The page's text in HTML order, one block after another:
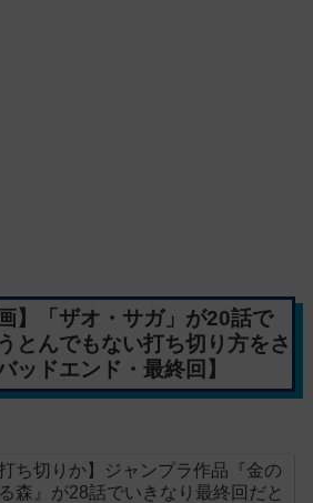
】「ザオ・サガ」が20話で
とんでもない打ち切り方をさ
ッドエンド・最終回】
打ち切りか】ジャンプラ作品『金の
森』が28話でいきなり最終回だと